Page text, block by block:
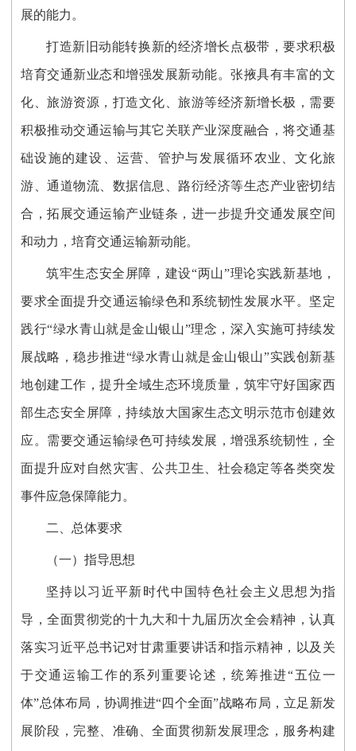
展的能力。
打造新旧动能转换新的经济增长点极带，要求积极
培育交通新业态和增强发展新动能。张掖具有丰富的文
化、旅游资源，打造文化、旅游等经济新增长极，需要
积极推动交通运输与其它关联产业深度融合，将交通基
础设施的建设、运营、管护与发展循环农业、文化旅
游、通道物流、数据信息、路衍经济等生态产业密切结
合，拓展交通运输产业链条，进一步提升交通发展空间
和动力，培育交通运输新动能。
筑牢生态安全屏障，建设“两山”理论实践新基地，
要求全面提升交通运输绿色和系统韧性发展水平。坚定
践行“绿水青山就是金山银山”理念，深入实施可持续发
展战略，稳步推进“绿水青山就是金山银山”实践创新基
地创建工作，提升全域生态环境质量，筑牢守好国家西
部生态安全屏障，持续放大国家生态文明示范市创建效
应。需要交通运输绿色可持续发展，增强系统韧性，全
面提升应对自然灾害、公共卫生、社会稳定等各类突发
事件应急保障能力。
二、总体要求
（一）指导思想
坚持以习近平新时代中国特色社会主义思想为指
导，全面贯彻党的十九大和十九届历次全会精神，认真
落实习近平总书记对甘肃重要讲话和指示精神，以及关
于交通运输工作的系列重要论述，统筹推进“五位一
体”总体布局，协调推进“四个全面”战略布局，立足新发
展阶段，完整、准确、全面贯彻新发展理念，服务构建